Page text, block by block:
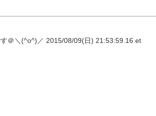
＠＼(^o^)／ 2015/08/09(日) 21:53:59.16 et